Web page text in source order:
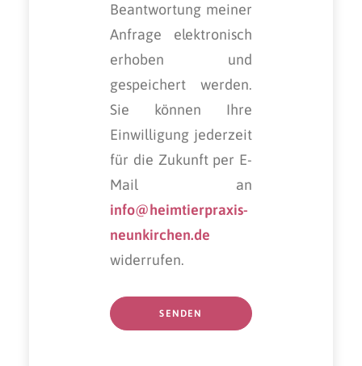
Beantwortung meiner
Anfrage elektronisch
erhoben und
gespeichert werden.
Sie können Ihre
Einwilligung jederzeit
für die Zukunft per E-
Mail an
info@heimtierpraxis-
neunkirchen.de
widerrufen.